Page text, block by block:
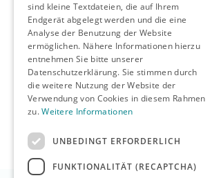
sind kleine Textdateien, die auf Ihrem
Endgerät abgelegt werden und die eine
Analyse der Benutzung der Website
ermöglichen. Nähere Informationen hierzu
entnehmen Sie bitte unserer
Datenschutzerklärung. Sie stimmen durch
die weitere Nutzung der Website der
Verwendung von Cookies in diesem Rahmen
zu.Weitere Informationen
UNBEDINGT ERFORDERLICH
FUNKTIONALITÄT (RECAPTCHA)